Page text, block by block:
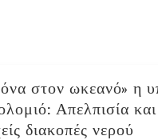
στον ωκεανό» η
Απελπισία και
διακοπές νερού